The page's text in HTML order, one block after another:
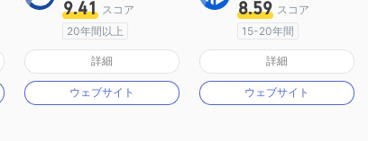
9.41 スコア
20年間以上
オーストラリア規制
マーケットメイキングライセンス（MM）
詳細
ウェブサイト
8.59 スコア
15-20年間
オーストラリア規制
マーケットメイキングライセンス（MM）
自社開発
詳細
ウェブサイト